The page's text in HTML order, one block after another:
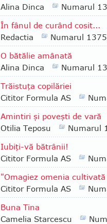
Alina Dinca
Numarul
În fânul de curând cosit...
Redactia
Numarul 1375
O bătălie amânată
Alina Dinca
Numarul
Trăistuţa copilăriei
Cititor Formula AS
Amintiri şi poveşti de vară
Otilia Teposu
Numarul
Iubiţi-vă bătrânii!
Cititor Formula AS
"Omagiez omenia
Cititor Formula AS
Buna Tina
Camelia Starcescu